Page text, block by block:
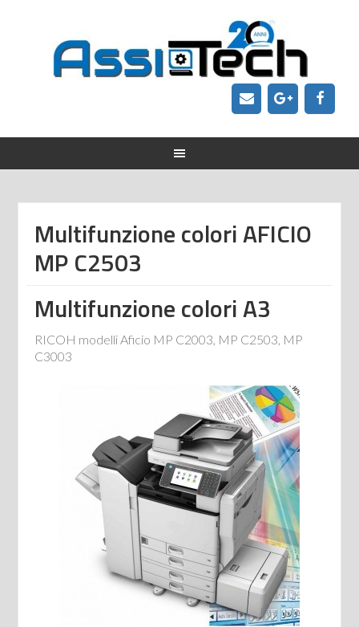
Multifunzione colori AFICIO
MP C2503
Multifunzione colori A3
RICOH modelli Aficio MP C2003, MP C2503, MP
C3003